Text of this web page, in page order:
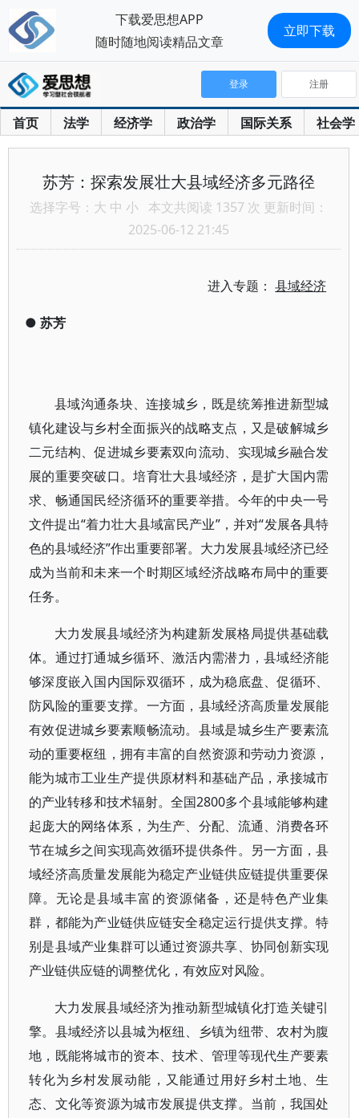
首页 法学 经济学 政治学 国际关系 社会学
登录 注册
苏芳：探索发展壮大县域经济多元路径
选择字号： 大 中 小 本文共阅读 1357 次 更新时间：
2025-06-12 21:45
进入专题：县域经济
● 苏芳
县域沟通条块、连接城乡，既是统筹推进新型城
镇化建设与乡村全面振兴的战略支点，又是破解城乡
二元结构、促进城乡要素双向流动、实现城乡融合发
展的重要突破口。培育壮大县域经济，是扩大国内需
求、畅通国民经济循环的重要举措。今年的中央一号
文件提出“着力壮大县域富民产业”，并对“发展各具特
色的县域经济”作出重要部署。大力发展县域经济已经
成为当前和未来一个时期区域经济战略布局中的重要
任务。
大力发展县域经济为构建新发展格局提供基础载
体。通过打通城乡循环、激活内需潜力，县域经济能
够深度嵌入国内国际双循环，成为稳底盘、促循环、
防风险的重要支撑。一方面，县域经济高质量发展能
有效促进城乡要素顺畅流动。县域是城乡生产要素流
动的重要枢纽，拥有丰富的自然资源和劳动力资源，
能为城市工业生产提供原材料和基础产品，承接城市
的产业转移和技术辐射。全国2800多个县域能够构建
起庞大的网络体系，为生产、分配、流通、消费各环
节在城乡之间实现高效循环提供条件。另一方面，县
域经济高质量发展能为稳定产业链供应链提供重要保
障。无论是县域丰富的资源储备，还是特色产业集
群，都能为产业链供应链安全稳定运行提供支撑。特
别是县域产业集群可以通过资源共享、协同创新实现
产业链供应链的调整优化，有效应对风险。
大力发展县域经济为推动新型城镇化打造关键引
擎。县域经济以县城为枢纽、乡镇为纽带、农村为腹
地，既能将城市的资本、技术、管理等现代生产要素
转化为乡村发展动能，又能通过用好乡村土地、生
态、文化等资源为城市发展提供支撑。当前，我国处
下载爱思想APP
随时随地阅读精品文章
立即下载